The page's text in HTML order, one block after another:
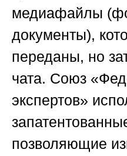
медиафайлы
документы),
переданы, но
чата. Союз
экспертов»
позволяющие